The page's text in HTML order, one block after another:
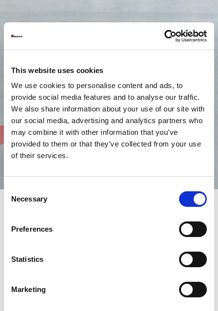
This website uses cookies
We use cookies to personalise content and ads, to
provide social media features and to analyse our traffic.
We also share information about your use of our site with
our social media, advertising and analytics partners who
may combine it with other information that you’ve
provided to them or that they’ve collected from your use
of their services.
Consent
Selection
Necessary
Preferences
Statistics
Marketing
AMADA Sp. z o.o. wiodący na świecie producent maszyn i
narzędzi w zakresie technologii gięcia, wykrawania, cięcia
Koncern AMADA jest jednym z największych na świecie
producentów maszyn i narzędzi do obróbki blach i należy do